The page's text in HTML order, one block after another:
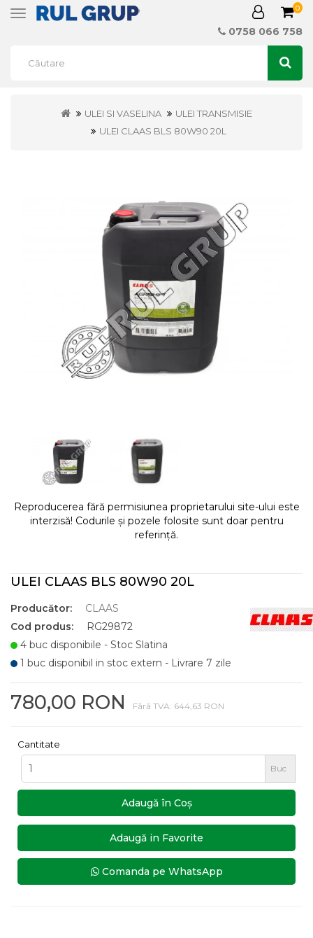
Toggle
0
0758 066 758
ULEI SI VASELINA
ULEI TRANSMISIE
ULEI CLAAS BLS 80W90 20L
Reproducerea fără permisiunea proprietarului site-ului este
interzisă! Codurile și pozele folosite sunt doar pentru
referință.
ULEI CLAAS BLS 80W90 20L
Producător:
CLAAS
Cod produs:
RG29872
4 buc disponibile - Stoc Slatina
1 buc disponibil in stoc extern - Livrare 7 zile
780,00 RON Fără TVA: 644,63 RON
Cantitate
Buc
Adaugă în Coş
Adaugă in Favorite
Comanda pe WhatsApp